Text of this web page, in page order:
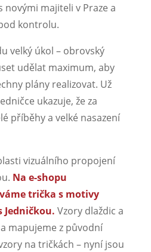
novými majiteli v Praze a
kontrolu.
velký úkol – obrovský
udělat maximum, aby
plány realizovat. Už
ukazuje, že za
příběhy a velké nasazení
vizuálního propojení
Na e-shopu
trička s motivy
Jedničkou. Vzory dlaždic a
mapujeme z původní
na tričkách – nyní jsou